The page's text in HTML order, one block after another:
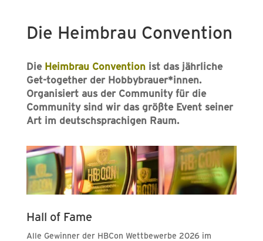
Die Heimbrau Convention
Die Heimbrau Conventionist das jährliche
Get-together der Hobbybrauer*innen.
Organisiert aus der Community für die
Community sind wir das größte Event seiner
Art im deutschsprachigen Raum.
Hall of Fame
Alle Gewinner der HBCon Wettbewerbe 2026 im